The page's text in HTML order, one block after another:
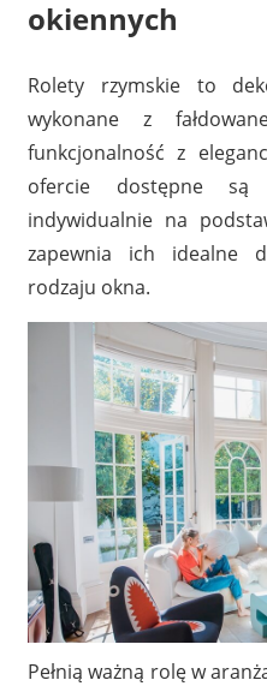
okiennych
Rolety rzymskie to
wykonane z
funkcjonalność z
ofercie dostępne są
indywidualnie na
zapewnia ich idealne
rodzaju okna.
Pełnią ważną rolę w